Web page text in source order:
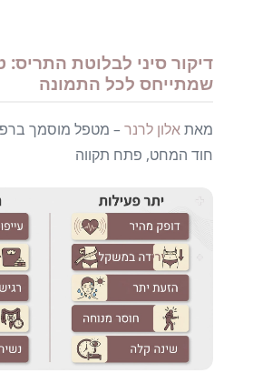
דיקור סיני לבלוטת התריס:
שמתייחס לכל התמונה
מאתאלון לרנר – מטפל מוסמך
חוד המחט, פתח תקווה